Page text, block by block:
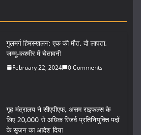
गुलमर्ग हिमस्खलन: एक की मौत, दो लापता,
जम्मू-कश्मीर में चेतावनी
February 22, 2024 0 Comments
गृह मंत्रालय ने सीएपीएफ, असम राइफल्स के
लिए 20,000 से अधिक रिजर्व प्रतिनियुक्ति पदों
के सृजन का आदेश दिया